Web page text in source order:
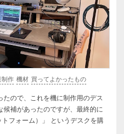
制作 機材 買ってよかったもの
ので、これを機に制作用のデス
補があったのですが、最終的に
フォーム）」 というデスクを購